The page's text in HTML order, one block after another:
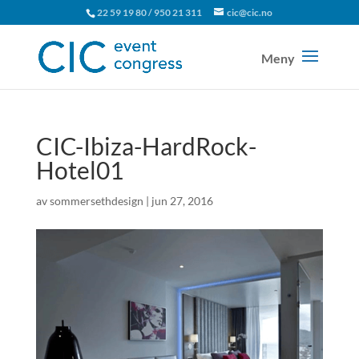
22 59 19 80 / 950 21 311 cic@cic.no
CIC-Ibiza-HardRock-
Hotel01
avsommersethdesign | jun 27, 2016